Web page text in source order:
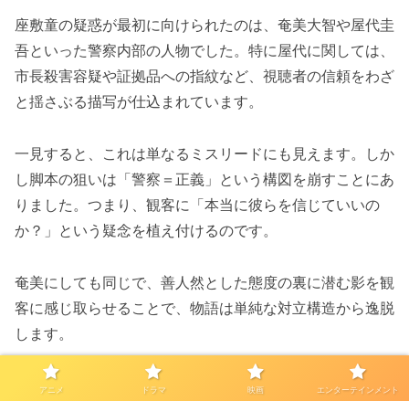
座敷童の疑惑が最初に向けられたのは、奄美大智や屋代圭
吾といった警察内部の人物でした。特に屋代に関しては、
市長殺害容疑や証拠品への指紋など、視聴者の信頼をわざ
と揺さぶる描写が仕込まれています。
一見すると、これは単なるミスリードにも見えます。しか
し脚本の狙いは「警察＝正義」という構図を崩すことにあ
りました。つまり、観客に「本当に彼らを信じていいの
か？」という疑念を植え付けるのです。
奄美にしても同じで、善人然とした態度の裏に潜む影を観
客に感じ取らせることで、物語は単純な対立構造から逸脱
します。
座敷童という存在が内部にいることで、武蔵はもちろん、
アニメ ドラマ 映画 エンターテインメント